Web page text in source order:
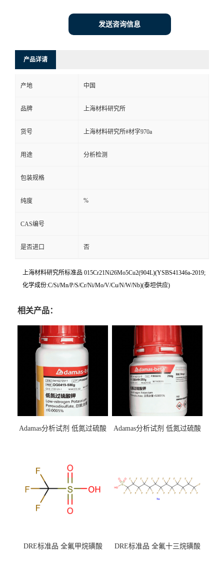
发送咨询信息
产品详请
产地 中国
品牌 上海材料研究所
货号 上海材料研究所#材字970a
用途 分析检测
包装规格
纯度 %
CAS编号
是否进口 否
上海材料研究所标准品 015Cr21Ni26Mo5Cu2(904L)(YSBS41346a-2019;
化学成份:C/Si/Mn/P/S/Cr/Ni/Mo/V/Cu/N/W/Nb)(泰坦供应)
相关产品：
Adamas分析试剂 低氮过硫酸
（泰坦现货供应）
Adamas分析试剂 低氮过硫酸
DRE标准品 全氟甲烷磺酸
DRE标准品 全氟十三烷磺酸